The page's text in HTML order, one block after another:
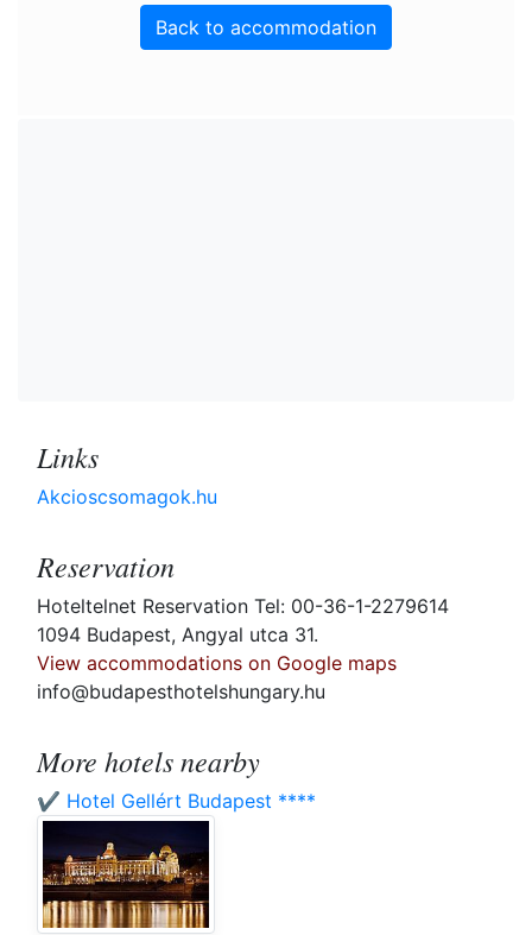
Back to accommodation
Links
Akcioscsomagok.hu
Reservation
Hoteltelnet Reservation Tel: 00-36-1-2279614
1094 Budapest, Angyal utca 31.
View accommodations on Google maps
info@budapesthotelshungary.hu
More hotels nearby
✔️ Hotel Gellért Budapest ****